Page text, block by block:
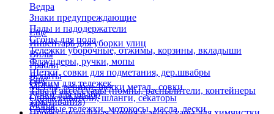
Ведра
Знаки предупреждающие
Пады и падодержатели
Сгоны для пола
Тележки уборочные, отжимы, корзины, вкладыши
Флаундеры, ручки, мопы
Щетки, совки для подметания, дер.швабры
Отжим для тележек
Ручки для швабр
Мопы
Еще
Инвентарь для уборки улиц
Вилы
Грабли
Лопаты
Метлы, веники, щетки метал., совки
Опрыскиватели, шланги, секаторы
Садовые тележки, мотокосы, масла, лески
Еще
Тара и аксессуары (помпы, распылители, контейнеры
замачивания)